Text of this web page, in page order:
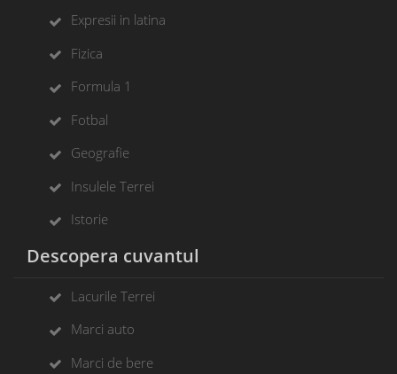
Expresii in latina
Fizica
Formula 1
Fotbal
Geografie
Insulele Terrei
Istorie
Descopera cuvantul
Lacurile Terrei
Marci auto
Marci de bere